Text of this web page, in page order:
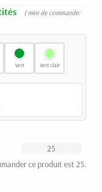
( mini de commande:
Vert Vert clair
ce produit est 25.